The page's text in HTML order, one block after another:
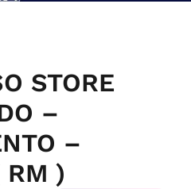
STORE
–
–
RM )